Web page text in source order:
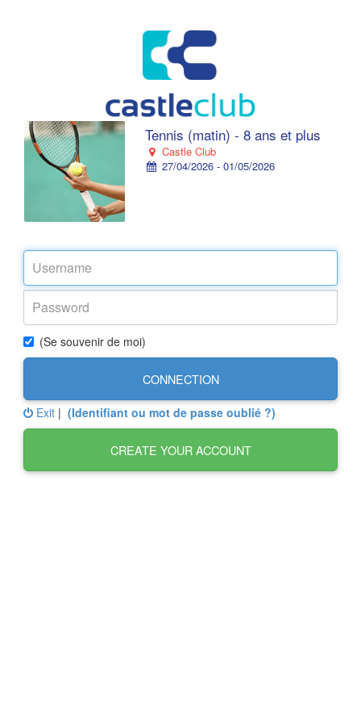
Tennis (matin) - 8 ans et plus
Castle Club
27/04/2026 - 01/05/2026
(Se souvenir de moi)
CONNECTION
Exit | (Identifiant ou mot de passe oublié ?)
CREATE YOUR ACCOUNT